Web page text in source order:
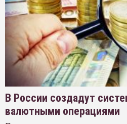
В России создадут
валютными операциями